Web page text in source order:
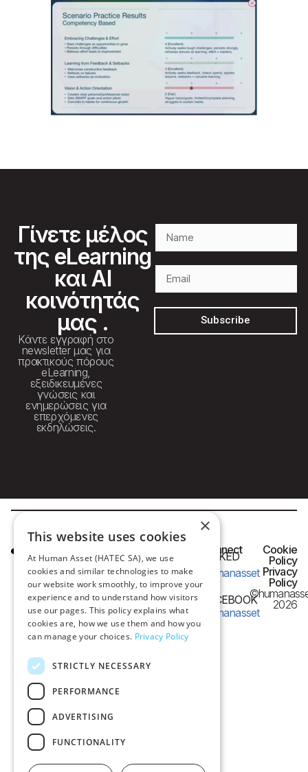
Γίνετε μέλος
της eLearning
και AI
κοινότητάς
μας .
Κάντε εγγραφή στο
newsletter μας για
πρακτικούς πόρους
eLearning,
εξειδικευμένες
γνώσεις και
ενημερώσεις για
επερχόμενες
εκδηλώσεις.
Subscribe
Frangon 13,
54626 Thessaloniki,
Greece
e-mail:
info@humanasset.com
Connect
LINKED
humanasset
FACEBOOK
humanasset
Cookie
Policy
Privacy
Policy
2026
×
This website uses cookies
At Human Asset (HATEC SA), we use
cookies and similar technologies to make
our website work smoothly, to improve your
experience and to understand how visitors
use our pages. This policy explains what
cookies are, how we use them and how you
can manage your choices. Privacy Policy
STRICTLY NECESSARY
PERFORMANCE
ADVERTISING
FUNCTIONALITY